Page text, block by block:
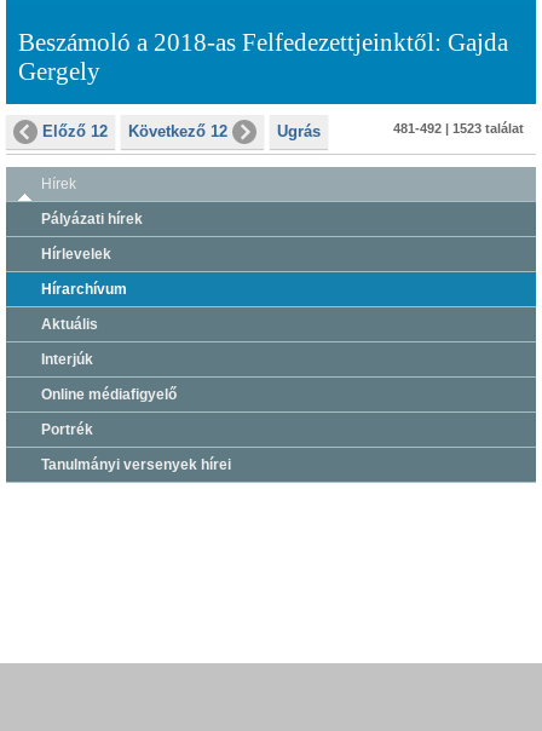
Beszámoló a 2018-as Felfedezettjeinktől: Gajda
Gergely
Előző 12 Következő 12 Ugrás 481-492 | 1523 találat
Hírek
Pályázati hírek
Hírlevelek
Hírarchívum
Aktuális
Interjúk
Online médiafigyelő
Portrék
Tanulmányi versenyek hírei